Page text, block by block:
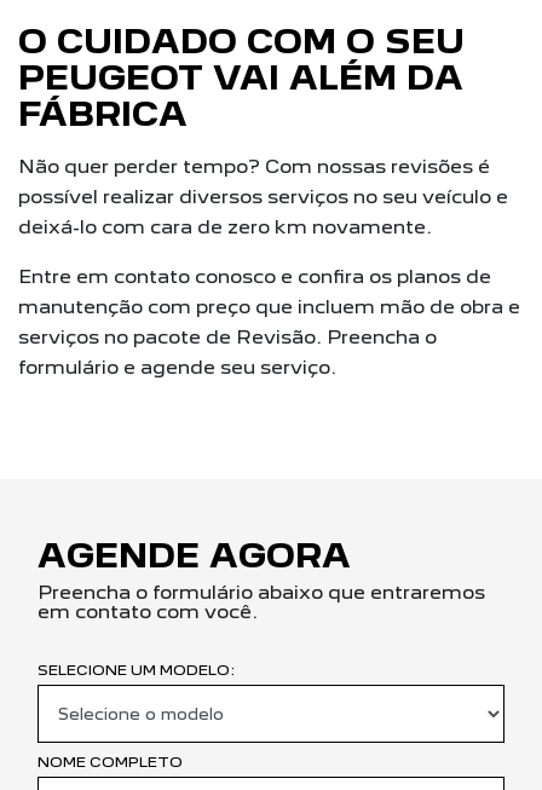
O CUIDADO COM O SEU
PEUGEOT VAI ALÉM DA
FÁBRICA
Não quer perder tempo? Com nossas revisões é
possível realizar diversos serviços no seu veículo e
deixá-lo com cara de zero km novamente.
Entre em contato conosco e confira os planos de
manutenção com preço que incluem mão de obra e
serviços no pacote de Revisão. Preencha o
formulário e agende seu serviço.
AGENDE AGORA
Preencha o formulário abaixo que entraremos
em contato com você.
SELECIONE UM MODELO:
NOME COMPLETO